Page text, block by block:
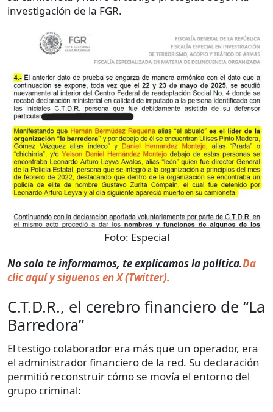
investigación de la FGR.
Foto: Especial
No solo te informamos, te explicamos la política.Da
clic aquí y siguenos en X (Twitter).
C.T.D.R., el cerebro financiero de “La
Barredora”
El testigo colaborador era más que un operador, era
el administrador financiero de la red. Su declaración
permitió reconstruir cómo se movía el entorno del
grupo criminal: